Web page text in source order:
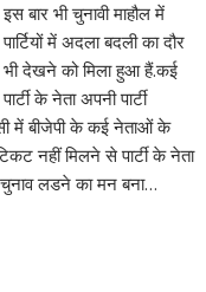
इस बार भी चुनावी माहौल में
पार्टियों में अदला बदली का दौर
भी देखने को मिला हुआ हैं.कई
पार्टी के नेता अपनी पार्टी
में बीजेपी के कई नेताओं के
नहीं मिलने से पार्टी के नेता
चुनाव लडने का मन बना…